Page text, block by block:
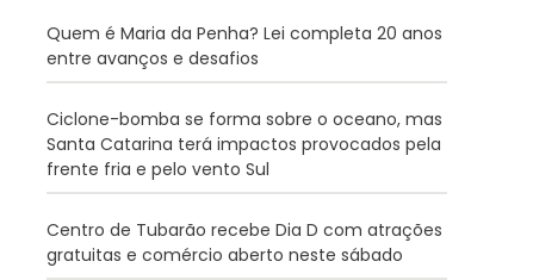
Quem é Maria da Penha? Lei completa 20 anos
entre avanços e desafios
Ciclone-bomba se forma sobre o oceano, mas
Santa Catarina terá impactos provocados pela
frente fria e pelo vento Sul
Centro de Tubarão recebe Dia D com atrações
gratuitas e comércio aberto neste sábado